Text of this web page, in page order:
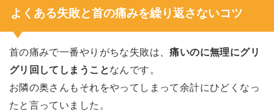
よくある失敗と首の痛みを繰り返さないコツ
首の痛みで一番やりがちな失敗は、痛いのに無理にグリ
グリ回してしまうことなんです。
お隣の奥さんもそれをやってしまって余計にひどくなっ
たと言っていました。